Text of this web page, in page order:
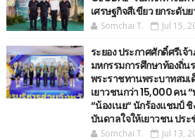
เศรษฐกิจสีเขียว ยกระดับ
Somchai T. Jul 15,
ระยอง ประกาศศักดิ์ศรีเจ้
มหกรรมการศึกษาท้องถิ่
พระราชทานพระบาทสมเ
เยาวชนกว่า 15,000 คน
“น้องเนย“ นักร้องแชมป์
บันดาลใจให้เยาวชน ปร
Somchai T. Jul 13,